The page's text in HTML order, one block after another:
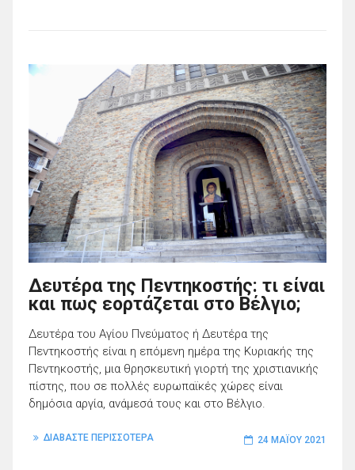
Δευτέρα της Πεντηκοστής: τι είναι
και πως εορτάζεται στο Βέλγιο;
Δευτέρα του Αγίου Πνεύματος ή Δευτέρα της
Πεντηκοστής είναι η επόμενη ημέρα της Κυριακής της
Πεντηκοστής, μια θρησκευτική γιορτή της χριστιανικής
πίστης, που σε πολλές ευρωπαϊκές χώρες είναι
δημόσια αργία, ανάμεσά τους και στο Βέλγιο.
ΔΙΑΒΑΣΤΕ ΠΕΡΙΣΣΟΤΕΡΑ 24 ΜΑΪ́ΟΥ 2021